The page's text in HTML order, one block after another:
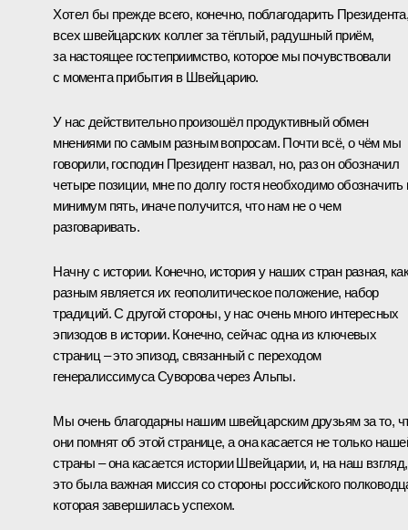
Хотел бы прежде всего, конечно, поблагодарить
всех швейцарских коллег за тёплый, радушный приём,
за настоящее гостеприимство, которое мы почувствовали
с момента прибытия в Швейцарию.
У нас действительно произошёл продуктивный обмен
мнениями по самым разным вопросам. Почти всё, о чём мы
говорили, господин Президент назвал, но, раз он обозначил
четыре позиции, мне по долгу гостя необходимо обозначить
минимум пять, иначе получится, что нам не о чем
разговаривать.
Начну с истории. Конечно, история у наших стран разная, как
разным является их геополитическое положение, набор
традиций. С другой стороны, у нас очень много интересных
эпизодов в истории. Конечно, сейчас одна из ключевых
страниц – это эпизод, связанный с переходом
генералиссимуса Суворова через Альпы.
Мы очень благодарны нашим швейцарским друзьям за то,
они помнят об этой странице, а она касается не только
страны – она касается истории Швейцарии, и, на наш взгляд,
это была важная миссия со стороны российского
которая завершилась успехом.